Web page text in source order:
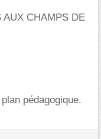
AUX CHAMPS DE
pédagogique.